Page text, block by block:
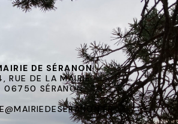
DE SÉRANON
RUE DE LA MAIRIE
06750 SÉRANON